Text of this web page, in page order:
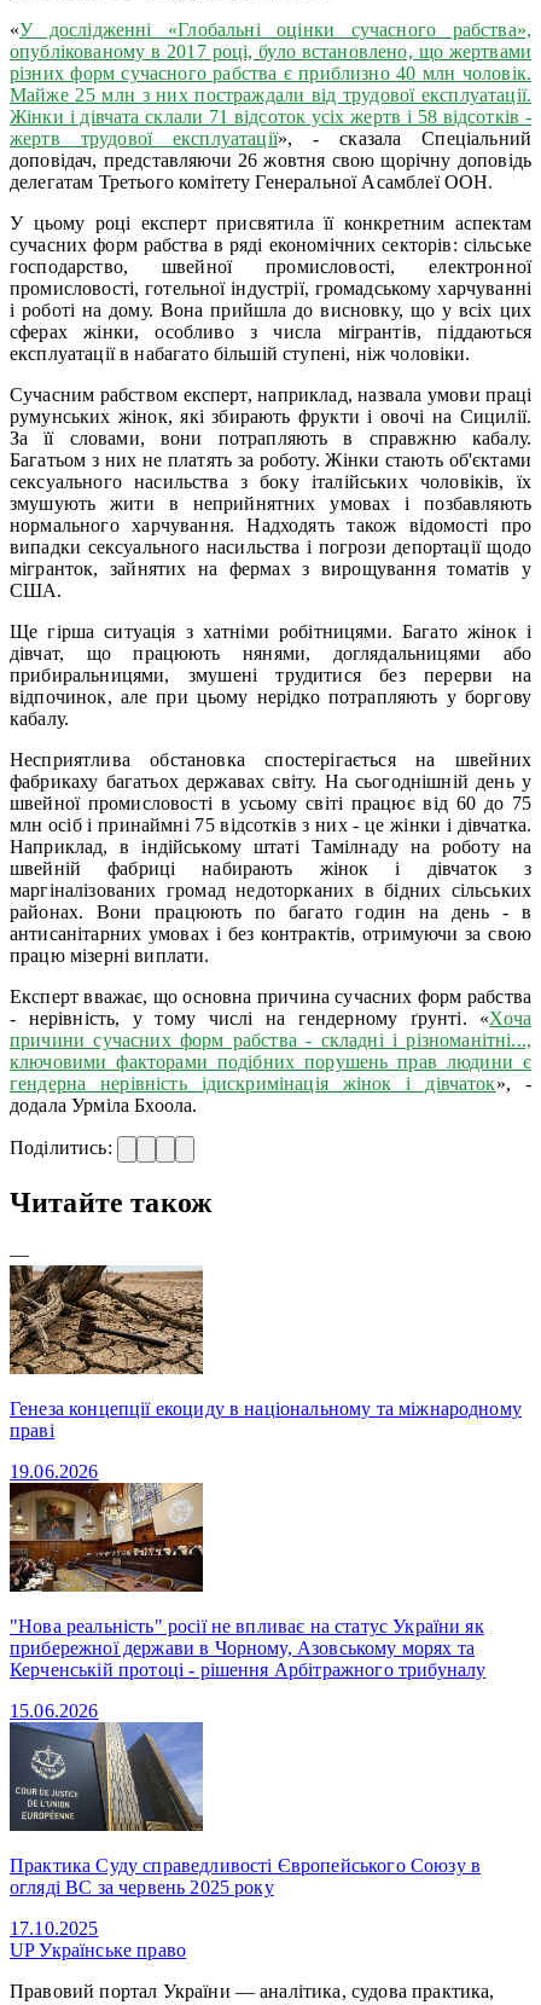
«У дослідженні «Глобальні оцінки сучасного рабства»,
опублікованому в 2017 році, було встановлено, що жертвами
різних форм сучасного рабства є приблизно 40 млн чоловік.
Майже 25 млн з них постраждали від трудової експлуатації.
Жінки і дівчата склали 71 відсоток усіх жертв і 58 відсотків -
жертв трудової експлуатації», - сказала Спеціальний
доповідач, представляючи 26 жовтня свою щорічну доповідь
делегатам Третього комітету Генеральної Асамблеї ООН.
У цьому році експерт присвятила її конкретним аспектам
сучасних форм рабства в ряді економічних секторів: сільське
господарство, швейної промисловості, електронної
промисловості, готельної індустрії, громадському харчуванні
і роботі на дому. Вона прийшла до висновку, що у всіх цих
сферах жінки, особливо з числа мігрантів, піддаються
експлуатації в набагато більшій ступені, ніж чоловіки.
Сучасним рабством експерт, наприклад, назвала умови праці
румунських жінок, які збирають фрукти і овочі на Сицилії.
За її словами, вони потрапляють в справжню кабалу.
Багатьом з них не платять за роботу. Жінки стають об'єктами
сексуального насильства з боку італійських чоловіків, їх
змушують жити в неприйнятних умовах і позбавляють
нормального харчування. Надходять також відомості про
випадки сексуального насильства і погрози депортації щодо
мігранток, зайнятих на фермах з вирощування томатів у
США.
Ще гірша ситуація з хатніми робітницями. Багато жінок і
дівчат, що працюють нянями, доглядальницями або
прибиральницями, змушені трудитися без перерви на
відпочинок, але при цьому нерідко потрапляють у боргову
кабалу.
Несприятлива обстановка спостерігається на швейних
фабрикаху багатьох державах світу. На сьогоднішній день у
швейної промисловості в усьому світі працює від 60 до 75
млн осіб і принаймні 75 відсотків з них - це жінки і дівчатка.
Наприклад, в індійському штаті Тамілнаду на роботу на
швейній фабриці набирають жінок і дівчаток з
маргіналізованих громад недоторканих в бідних сільських
районах. Вони працюють по багато годин на день - в
антисанітарних умовах і без контрактів, отримуючи за свою
працю мізерні виплати.
Експерт вважає, що основна причина сучасних форм рабства
- нерівність, у тому числі на гендерному ґрунті. «Хоча
причини сучасних форм рабства - складні і різноманітні...,
ключовими факторами подібних порушень прав людини є
гендерна нерівність ідискримінація жінок і дівчаток», -
додала Урміла Бхоола.
Поділитись:
Читайте також
—
Генеза концепції екоциду в національному та міжнародному
праві
19.06.2026
"Нова реальність" росії не впливає на статус України як
прибережної держави в Чорному, Азовському морях та
Керченській протоці - рішення Арбітражного трибуналу
15.06.2026
Практика Суду справедливості Європейського Союзу в
огляді ВС за червень 2025 року
17.10.2025
UPУкраїнське право
Правовий портал України — аналітика, судова практика,